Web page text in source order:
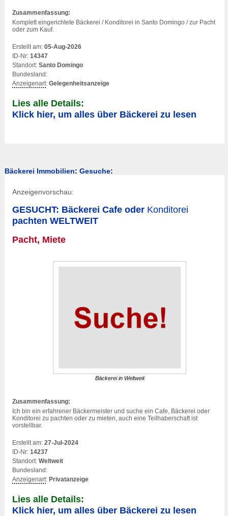
Zusammenfassung:
Komplett eingerichtete Bäckerei / Konditorei in Santo Domingo / zur Pacht
oder zum Kauf.
Erstellt am: 05-Aug-2026
ID-Nr: 14347
Standort: Santo Domingo
Bundesland:
Anzeigenart: Gelegenheitsanzeige
Lies alle Details:
Klick hier, um alles über Bäckerei zu lesen
Bäckerei Immobilien: Gesuche:
Anzeigenvorschau:
GESUCHT: Bäckerei Cafe oder Konditorei
pachten WELTWEIT
Pacht, Miete
Bäckerei in Weltweit
Zusammenfassung:
Ich bin ein erfahrener Bäckermeister und suche ein Cafe, Bäckerei oder
Konditorei zu pachten oder zu mieten, auch eine Teilhaberschaft ist
vorstellbar.
Erstellt am: 27-Jul-2024
ID-Nr: 14237
Standort: Weltweit
Bundesland:
Anzeigenart: Privatanzeige
Lies alle Details:
Klick hier, um alles über Bäckerei zu lesen